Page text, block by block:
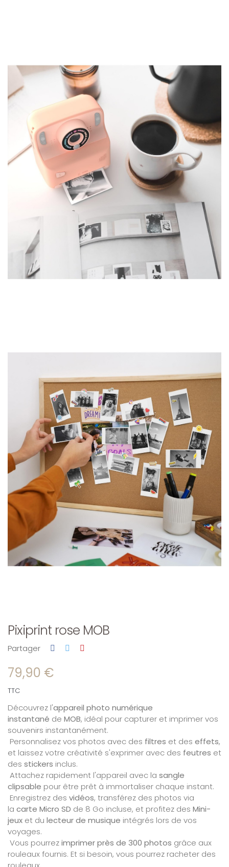
Pixiprint rose MOB
Partager
79,90 €
TTC
Découvrez l'appareil photo numérique
instantané de MOB, idéal pour capturer et imprimer vos
souvenirs instantanément.
Personnalisez vos photos avec des filtres et des effets,
et laissez votre créativité s'exprimer avec des feutres et
des stickers inclus.
Attachez rapidement l'appareil avec la sangle
clipsable pour être prêt à immortaliser chaque instant.
Enregistrez des vidéos, transférez des photos via
la carte Micro SD de 8 Go incluse, et profitez des Mini-
jeux et du lecteur de musique intégrés lors de vos
voyages.
Vous pourrezimprimer près de 300 photos grâce aux
rouleaux fournis. Et si besoin, vous pourrez racheter des